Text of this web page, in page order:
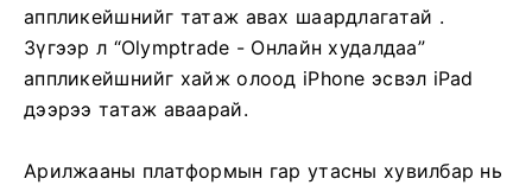
аппликейшнийг татаж авах шаардлагатай .
Зүгээр л “Olymptrade - Онлайн худалдаа”
аппликейшнийг хайж олоод iPhone эсвэл iPad
дээрээ татаж аваарай.
Арилжааны платформын гар утасны хувилбар нь